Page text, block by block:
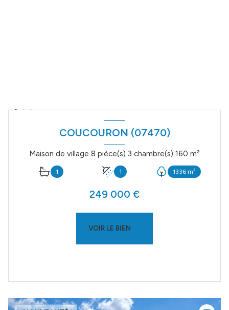
COUCOURON (07470)
Maison de village 8 pièce(s) 3 chambre(s) 160 m²
1 1 1336 m²
249 000 €
VOIR LE BIEN